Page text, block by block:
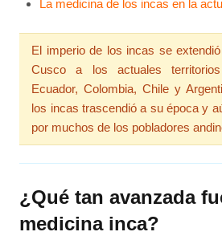
La medicina de los incas en la
El imperio de los incas se
Cusco a los actuales
Ecuador, Colombia, Chile y
los incas trascendió a su época y
por muchos de los pobladores
¿Qué tan avanzada
medicina inca?